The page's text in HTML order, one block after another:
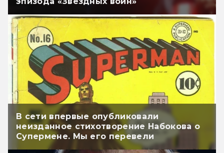
В сети впервые опубликовали
неизданное стихотворение Набокова о
Супермене. Мы его перевели